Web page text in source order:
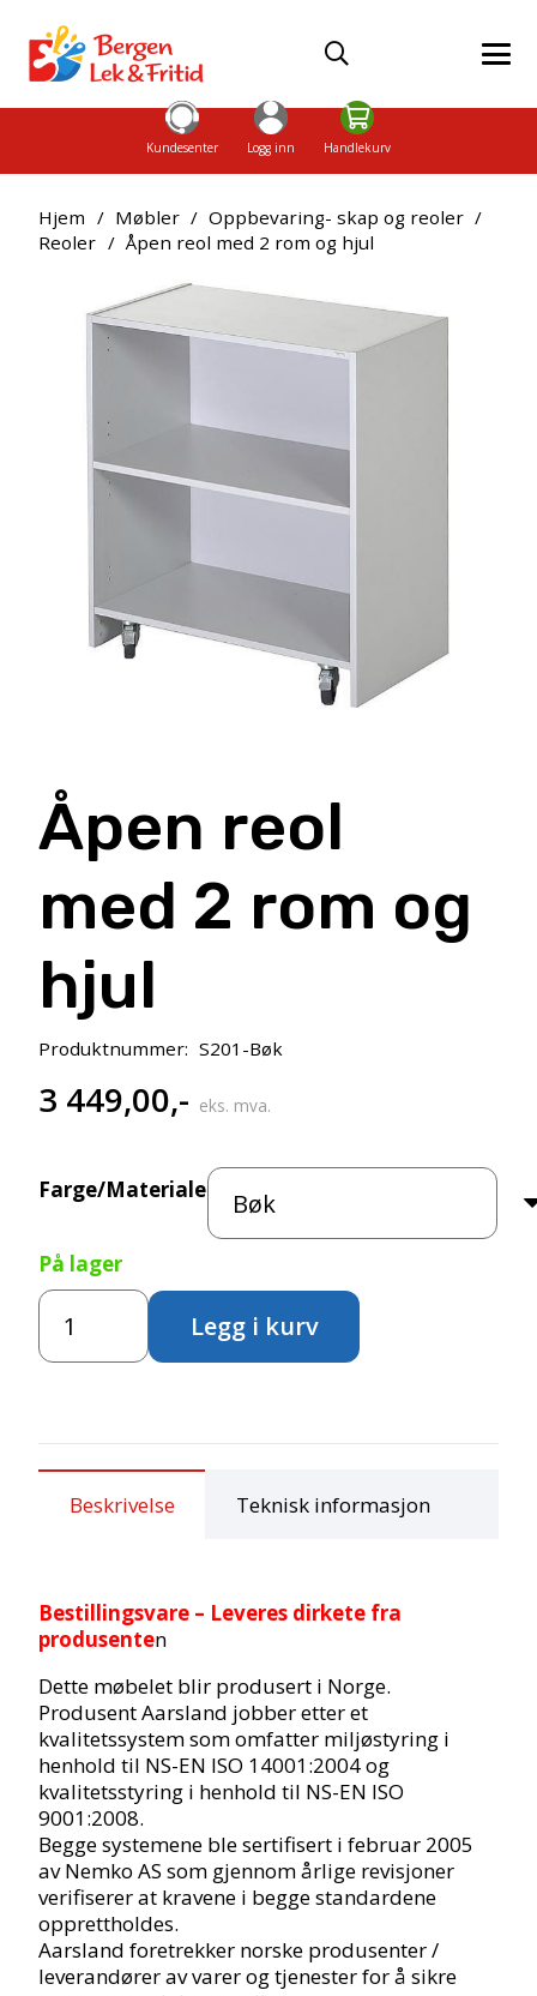
Kundesenter Logg inn Handlekurv
Hjem / Møbler / Oppbevaring- skap og reoler /
Reoler / Åpen reol med 2 rom og hjul
Åpen reol
med 2 rom og
hjul
Produktnummer: S201-Bøk
3 449,00,- eks. mva.
Farge/Materiale
På lager
Åpen
reol
med
Legg i kurv
Beskrivelse Teknisk informasjon
Bestillingsvare – Leveres dirkete fra
produsenten
Dette møbelet blir produsert i Norge.
Produsent Aarsland jobber etter et
kvalitetssystem som omfatter miljøstyring i
henhold til NS-EN ISO 14001:2004 og
kvalitetsstyring i henhold til NS-EN ISO
9001:2008.
Begge systemene ble sertifisert i februar 2005
av Nemko AS som gjennom årlige revisjoner
verifiserer at kravene i begge standardene
opprettholdes.
Aarsland foretrekker norske produsenter /
leverandører av varer og tjenester for å sikre